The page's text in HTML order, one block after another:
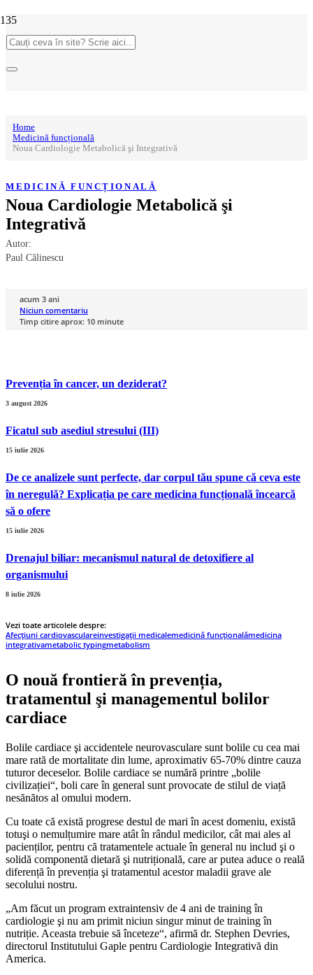
Home
Medicină funcțională
Noua Cardiologie Metabolică şi Integrativă
MEDICINĂ FUNCȚIONALĂ
Noua Cardiologie Metabolică şi
Integrativă
Autor:
Paul Călinescu
acum 3 ani
Niciun comentariu
Timp citire aprox: 10 minute
Prevenția ȋn cancer, un deziderat?
3 august 2026
Ficatul sub asediul stresului (III)
15 iulie 2026
De ce analizele sunt perfecte, dar corpul tău spune că ceva este
în neregulă? Explicația pe care medicina funcțională încearcă
să o ofere
15 iulie 2026
Drenajul biliar: mecanismul natural de detoxifiere al
organismului
8 iulie 2026
Vezi toate articolele despre:
Afecțiuni cardiovasculareinvestigații medicalemedicină funcționalămedicina
integrativametabolic typingmetabolism
O nouă frontieră în prevenția,
tratamentul şi managementul bolilor
cardiace
Bolile cardiace şi accidentele neurovasculare sunt bolile cu cea mai
mare rată de mortalitate din lume, aproximativ 65-70% dintre cauza
tuturor deceselor. Bolile cardiace se numără printre „bolile
civilizației“, boli care în general sunt provocate de stilul de viață
nesănătos al omului modern.
Cu toate că există progrese destul de mari în acest domeniu, există
totuşi o nemulțumire mare atât în rândul medicilor, cât mai ales al
pacienților, pentru că tratamentele actuale în general nu includ şi o
solidă componentă dietară şi nutrițională, care ar putea aduce o reală
diferență în prevenția şi tratamentul acestor maladii grave ale
secolului nostru.
„Am făcut un program extraintensiv de 4 ani de training în
cardiologie şi nu am primit niciun singur minut de training în
nutriție. Aceasta trebuie să înceteze“, afirmă dr. Stephen Devries,
directorul Institutului Gaple pentru Cardiologie Integrativă din
America.